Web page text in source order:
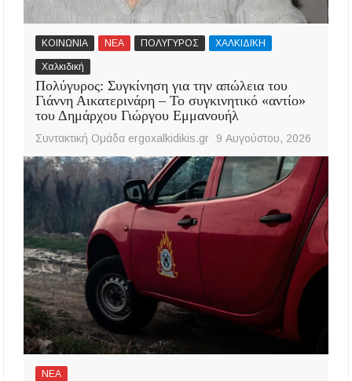
ΚΟΙΝΩΝΙΑ ΝΕΑ ΠΟΛΥΓΥΡΟΣ ΧΑΛΚΙΔΙΚΗ
Χαλκιδική
Πολύγυρος: Συγκίνηση για την απώλεια του
Γιάννη Αικατερινάρη – Το συγκινητικό «αντίο»
του Δημάρχου Γιώργου Εμμανουήλ
Συντακτική Ομάδα ergoxalkidikis.gr 9 Αυγούστου, 2026
ΝΕΑ